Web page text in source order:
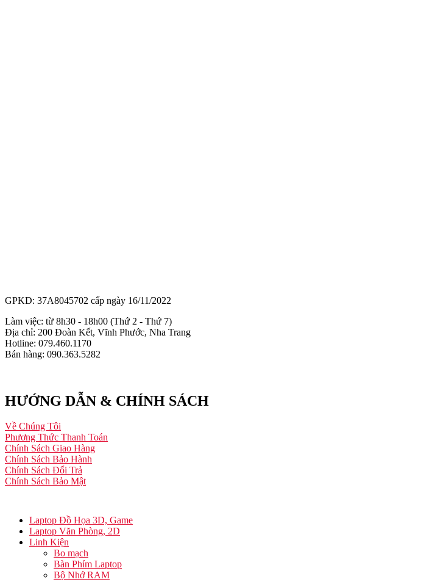
GPKD: 37A8045702 cấp ngày 16/11/2022
Làm việc: từ 8h30 - 18h00 (Thứ 2 - Thứ 7)
Địa chỉ: 200 Đoàn Kết, Vĩnh Phước, Nha Trang
Hotline: 079.460.1170
Bán hàng: 090.363.5282
HƯỚNG DẪN & CHÍNH SÁCH
Về Chúng Tôi
Phương Thức Thanh Toán
Chính Sách Giao Hàng
Chính Sách Bảo Hành
Chính Sách Đổi Trả
Chính Sách Bảo Mật
Laptop Đồ Họa 3D, Game
Laptop Văn Phòng, 2D
Linh Kiện
Bo mạch
Bàn Phím Laptop
Bộ Nhớ RAM